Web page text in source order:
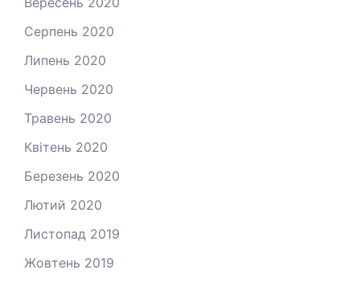
Серпень 2020
Липень 2020
Червень 2020
Травень 2020
Квітень 2020
Березень 2020
Лютий 2020
Листопад 2019
Жовтень 2019